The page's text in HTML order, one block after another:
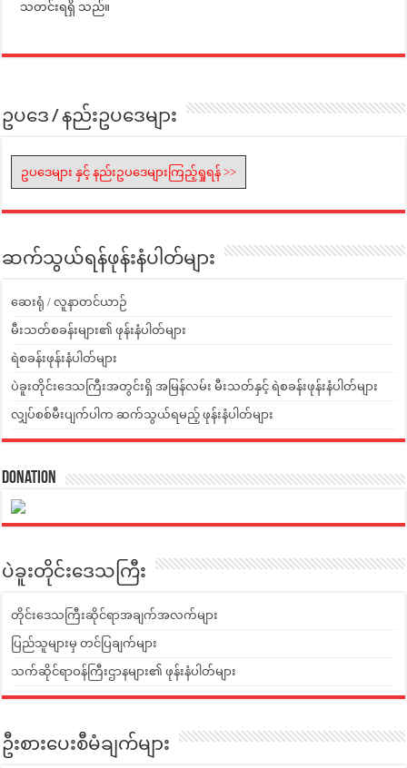
သတင်းရရှိ သည်။
ဥပဒေ / နည်းဥပဒေများ
ဥပဒေများ နှင့် နည်းဥပဒေများကြည့်ရှုရန် >>
ဆက်သွယ်ရန်ဖုန်းနံပါတ်များ
ဆေးရုံ / လူနာတင်ယာဉ်
မီးသတ်စခန်းများ၏ ဖုန်းနံပါတ်များ
ရဲစခန်းဖုန်းနံပါတ်များ
ပဲခူးတိုင်းဒေသကြီးအတွင်းရှိ အမြန်လမ်း မီးသတ်နှင့် ရဲစခန်းဖုန်းနံပါတ်များ
လျှပ်စစ်မီးပျက်ပါက ဆက်သွယ်ရမည့် ဖုန်းနံပါတ်များ
Donation
ပဲခူးတိုင်းဒေသကြီး
တိုင်းဒေသကြီးဆိုင်ရာအချက်အလက်များ
ပြည်သူများမှ တင်ပြချက်များ
သက်ဆိုင်ရာဝန်ကြီးဌာနများ၏ ဖုန်းနံပါတ်များ
ဦးစားပေးစီမံချက်များ